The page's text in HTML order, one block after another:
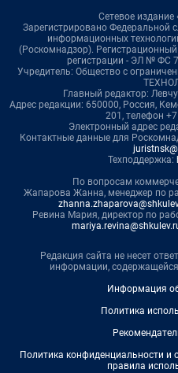
Сетевое издание
Зарегистрировано Федеральной
информационных
(Роскомнадзор).
регистрации - ЭЛ № ФС
Учредитель: Общество с
Главный редактор:
Адрес редакции: 650000, Россия,
201, телефон
Электронный адрес
Контактные данные для
Техподдержка:
По вопросам
Жапарова Жанна, менеджер по
Ревина Мария, директор по
Редакция сайта не несет
информации,
Информация
Политика
Политика конфиденциальности и
правила